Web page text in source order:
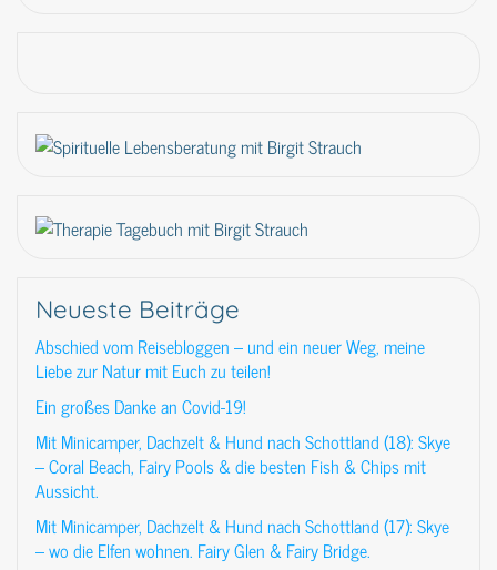
Neueste Beiträge
Abschied vom Reisebloggen – und ein neuer Weg, meine
Liebe zur Natur mit Euch zu teilen!
Ein großes Danke an Covid-19!
Mit Minicamper, Dachzelt & Hund nach Schottland (18): Skye
– Coral Beach, Fairy Pools & die besten Fish & Chips mit
Aussicht.
Mit Minicamper, Dachzelt & Hund nach Schottland (17): Skye
– wo die Elfen wohnen. Fairy Glen & Fairy Bridge.